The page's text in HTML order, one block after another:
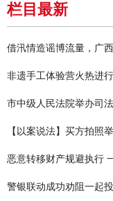
栏目最新
借汛情造谣博流量，广
非遗手工体验营火热进行
市中级人民法院举办司
【以案说法】买方拍照
恶意转移财产规避执行
警银联动成功劝阻一起